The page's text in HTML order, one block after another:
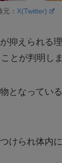
元：X(Twitter)
抑えられる理
とが判明し
となってい
けられ体内